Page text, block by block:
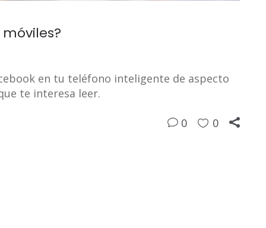
en tu teléfono inteligente de aspecto
te interesa leer.
0 0